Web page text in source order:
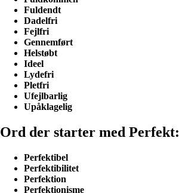
Fuldendt
Dadelfri
Fejlfri
Gennemført
Helstøbt
Ideel
Lydefri
Pletfri
Ufejlbarlig
Upåklagelig
Ord der starter med Perfekt:
Perfektibel
Perfektibilitet
Perfektion
Perfektionisme